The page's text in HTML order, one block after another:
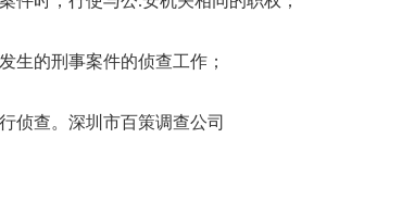
生的刑事案件的侦查工作；
侦查。深圳市百策调查公司